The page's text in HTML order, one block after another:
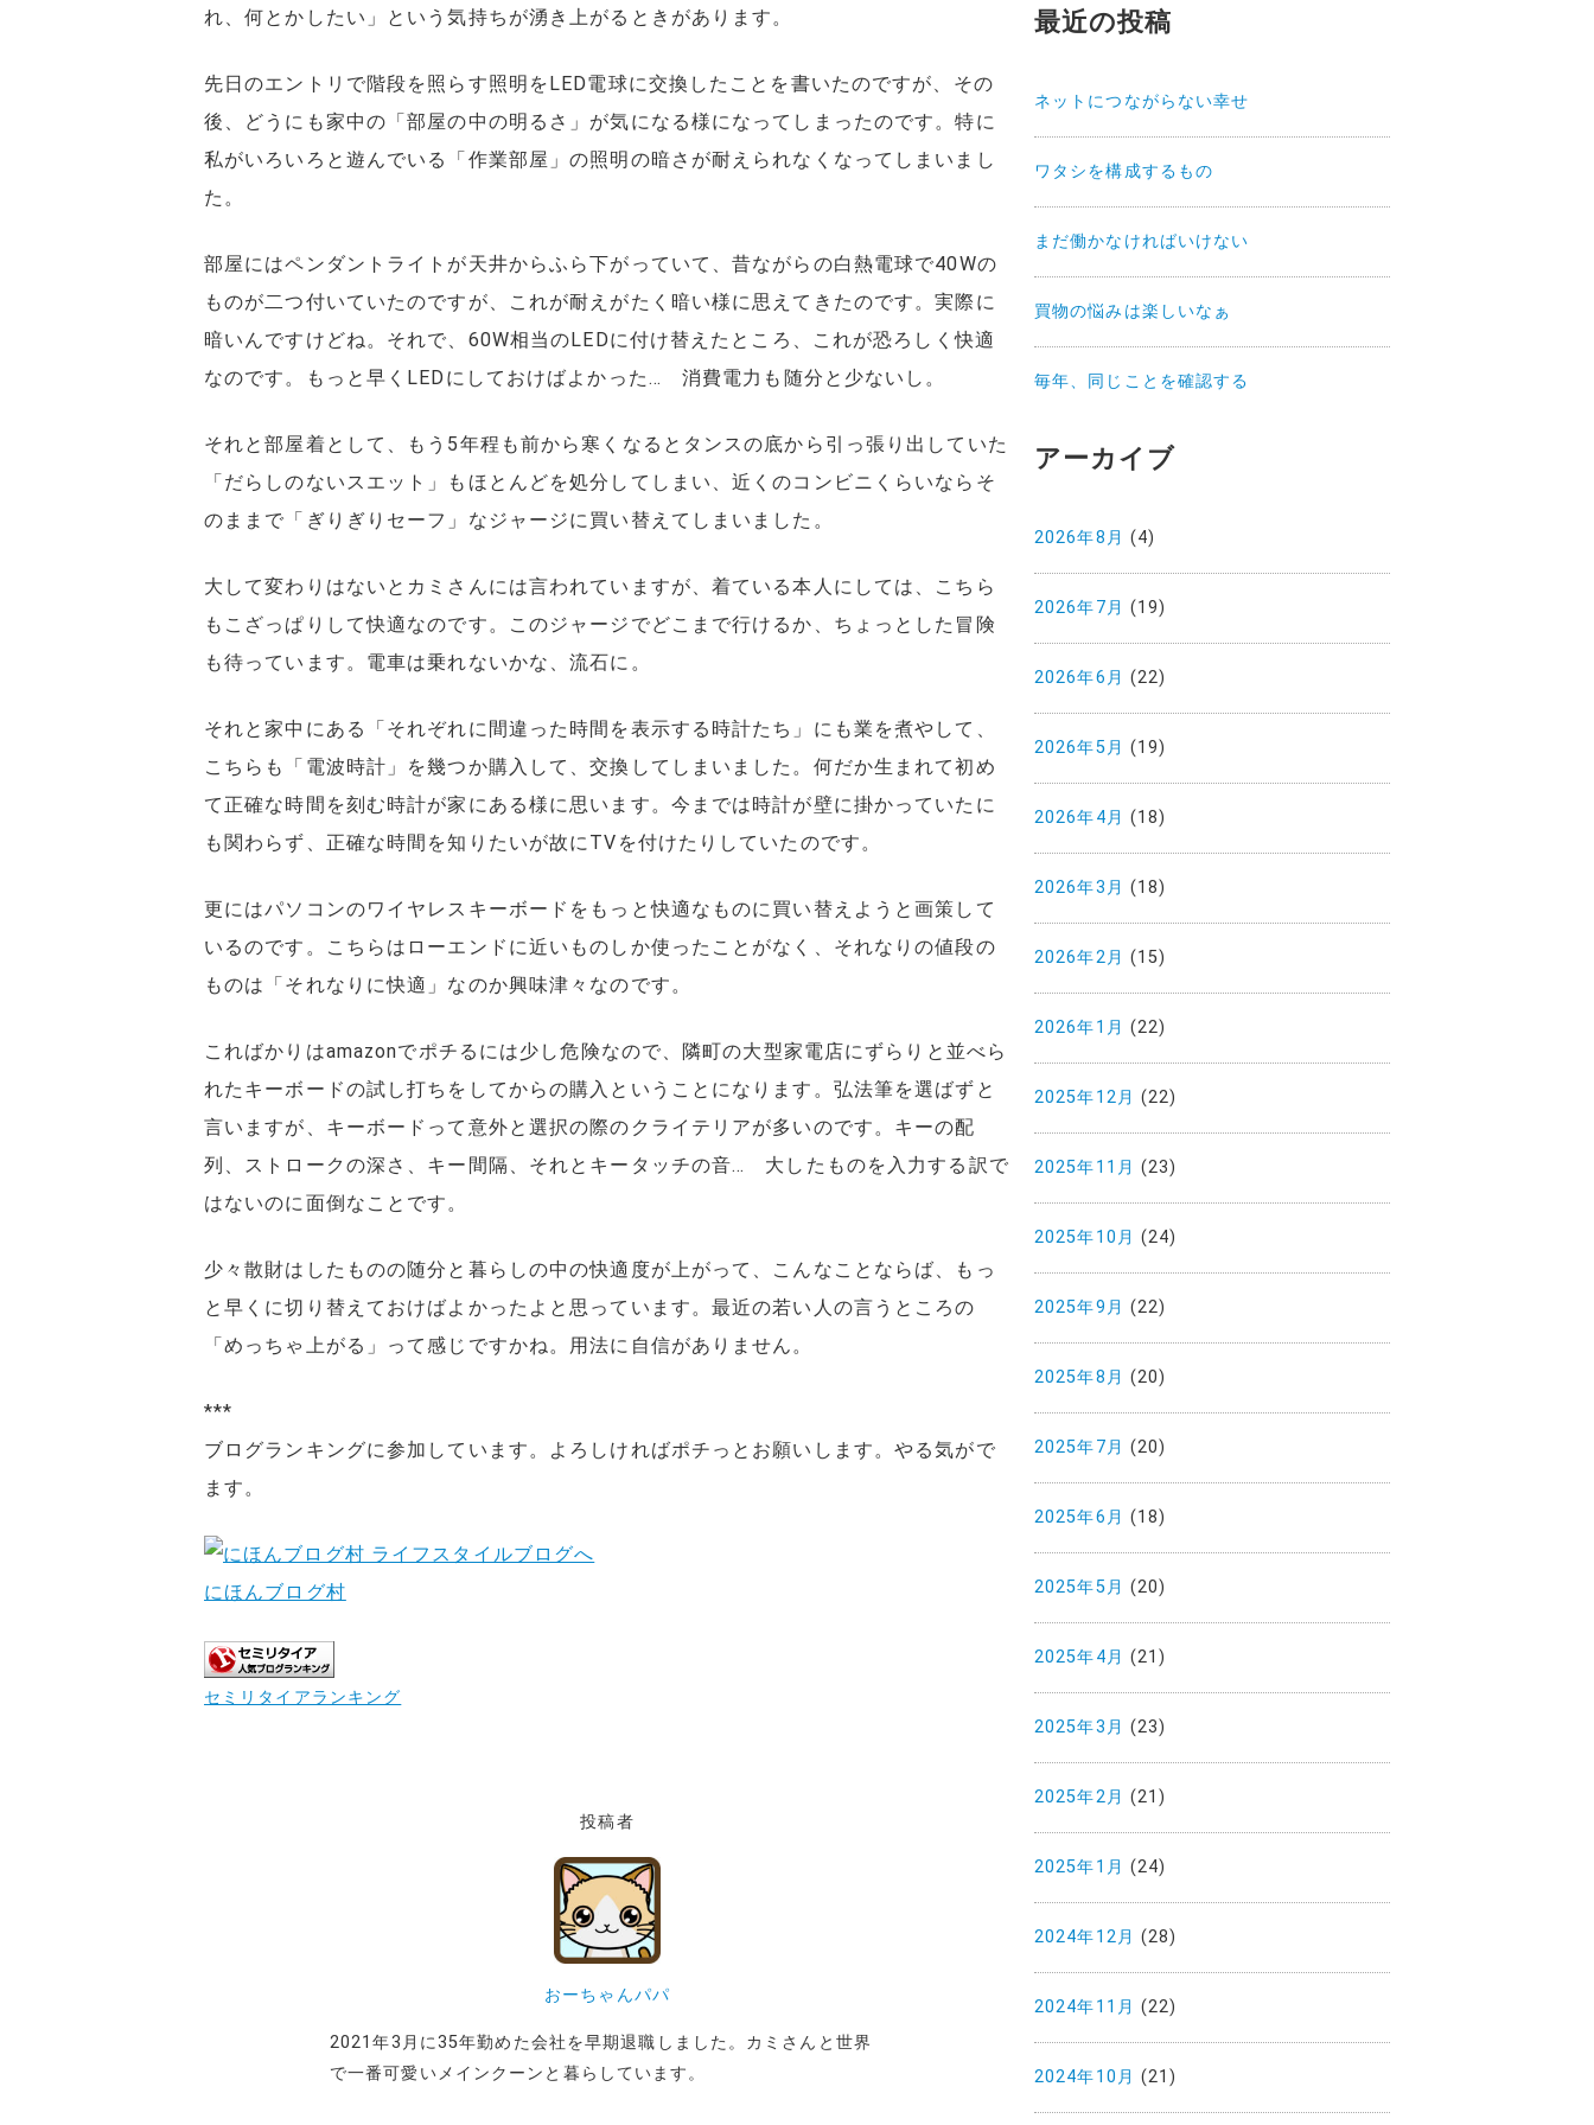
れ、何とかしたい」という気持ちが湧き上がるときがあります。
先日のエントリで階段を照らす照明をLED電球に交換したことを書いたのですが、その
後、どうにも家中の「部屋の中の明るさ」が気になる様になってしまったのです。特に
私がいろいろと遊んでいる「作業部屋」の照明の暗さが耐えられなくなってしまいまし
た。
部屋にはペンダントライトが天井からふら下がっていて、昔ながらの白熱電球で40Wの
ものが二つ付いていたのですが、これが耐えがたく暗い様に思えてきたのです。実際に
暗いんですけどね。それで、60W相当のLEDに付け替えたところ、これが恐ろしく快適
なのです。もっと早くLEDにしておけばよかった… 消費電力も随分と少ないし。
それと部屋着として、もう5年程も前から寒くなるとタンスの底から引っ張り出していた
「だらしのないスエット」もほとんどを処分してしまい、近くのコンビニくらいならそ
のままで「ぎりぎりセーフ」なジャージに買い替えてしまいました。
大して変わりはないとカミさんには言われていますが、着ている本人にしては、こちら
もこざっぱりして快適なのです。このジャージでどこまで行けるか、ちょっとした冒険
も待っています。電車は乗れないかな、流石に。
それと家中にある「それぞれに間違った時間を表示する時計たち」にも業を煮やして、
こちらも「電波時計」を幾つか購入して、交換してしまいました。何だか生まれて初め
て正確な時間を刻む時計が家にある様に思います。今までは時計が壁に掛かっていたに
も関わらず、正確な時間を知りたいが故にTVを付けたりしていたのです。
更にはパソコンのワイヤレスキーボードをもっと快適なものに買い替えようと画策して
いるのです。こちらはローエンドに近いものしか使ったことがなく、それなりの値段の
ものは「それなりに快適」なのか興味津々なのです。
こればかりはamazonでポチるには少し危険なので、隣町の大型家電店にずらりと並べら
れたキーボードの試し打ちをしてからの購入ということになります。弘法筆を選ばずと
言いますが、キーボードって意外と選択の際のクライテリアが多いのです。キーの配
列、ストロークの深さ、キー間隔、それとキータッチの音… 大したものを入力する訳で
はないのに面倒なことです。
少々散財はしたものの随分と暮らしの中の快適度が上がって、こんなことならば、もっ
と早くに切り替えておけばよかったよと思っています。最近の若い人の言うところの
「めっちゃ上がる」って感じですかね。用法に自信がありません。
***
ブログランキングに参加しています。よろしければポチっとお願いします。やる気がで
ます。
にほんブログ村
セミリタイアランキング
投稿者
おーちゃんパパ
2021年3月に35年勤めた会社を早期退職しました。カミさんと世界
で一番可愛いメインクーンと暮らしています。
最近の投稿
ネットにつながらない幸せ
ワタシを構成するもの
まだ働かなければいけない
買物の悩みは楽しいなぁ
毎年、同じことを確認する
アーカイブ
2026年8月 (4)
2026年7月 (19)
2026年6月 (22)
2026年5月 (19)
2026年4月 (18)
2026年3月 (18)
2026年2月 (15)
2026年1月 (22)
2025年12月 (22)
2025年11月 (23)
2025年10月 (24)
2025年9月 (22)
2025年8月 (20)
2025年7月 (20)
2025年6月 (18)
2025年5月 (20)
2025年4月 (21)
2025年3月 (23)
2025年2月 (21)
2025年1月 (24)
2024年12月 (28)
2024年11月 (22)
2024年10月 (21)